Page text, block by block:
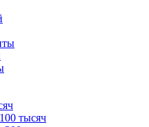
тысяч